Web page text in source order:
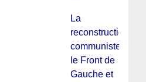
La
reconstruction
communiste,
le Front de
Gauche et